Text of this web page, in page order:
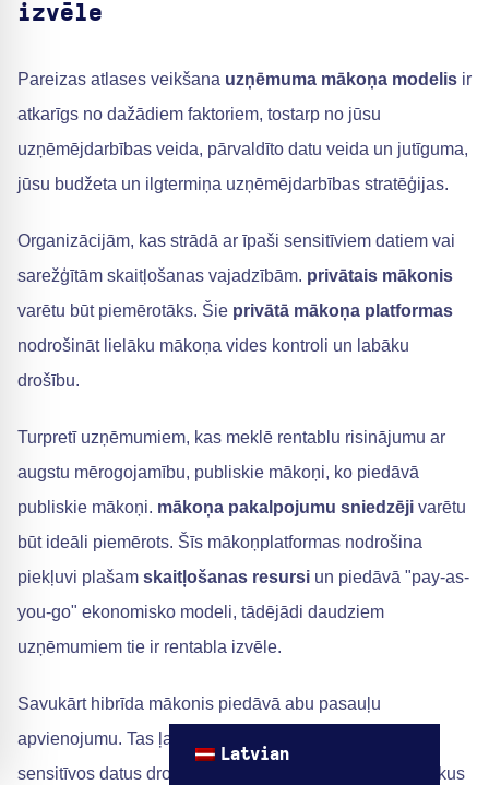
izvēle
Pareizas atlases veikšana uzņēmuma mākoņa modelis ir
atkarīgs no dažādiem faktoriem, tostarp no jūsu
uzņēmējdarbības veida, pārvaldīto datu veida un jutīguma,
jūsu budžeta un ilgtermiņa uzņēmējdarbības stratēģijas.
Organizācijām, kas strādā ar īpaši sensitīviem datiem vai
sarežģītām skaitļošanas vajadzībām. privātais mākonis
varētu būt piemērotāks. Šie privātā mākoņa platformas
nodrošināt lielāku mākoņa vides kontroli un labāku
drošību.
Turpretī uzņēmumiem, kas meklē rentablu risinājumu ar
augstu mērogojamību, publiskie mākoņi, ko piedāvā
publiskie mākoņi. mākoņa pakalpojumu sniedzēji varētu
būt ideāli piemērots. Šīs mākoņplatformas nodrošina
piekļuvi plašam skaitļošanas resursi un piedāvā "pay-as-
you-go" ekonomisko modeli, tādējādi daudziem
uzņēmumiem tie ir rentabla izvēle.
Savukārt hibrīda mākonis piedāvā abu pasauļu
apvienojumu. Tas ļauj uzņēmumiem saglabāt savus
sensitīvos datus drošā vidē.
vienlaikus
Latvian